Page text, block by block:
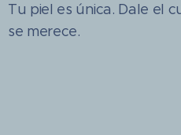
Tu piel es única. Dale el
se merece.